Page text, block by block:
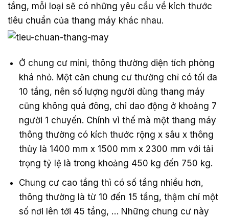
tầng, mỗi loại sẽ có những yêu cầu về kích thước
tiêu chuẩn của thang máy khác nhau.
Ở chung cư mini, thông thường diện tích phòng
khá nhỏ. Một căn chung cư thường chỉ có tối đa
10 tầng, nên số lượng người dùng thang máy
cũng không quá đông, chỉ dao động ở khoảng 7
người 1 chuyến. Chính vì thế mà một thang máy
thông thường có kích thước rộng x sâu x thông
thủy là 1400 mm x 1500 mm x 2300 mm với tải
trọng tỷ lệ là trong khoảng 450 kg đến 750 kg.
Chung cư cao tầng thì có số tầng nhiều hơn,
thông thường là từ 10 đến 15 tầng, thậm chí một
số nơi lên tới 45 tầng, … Những chung cư này